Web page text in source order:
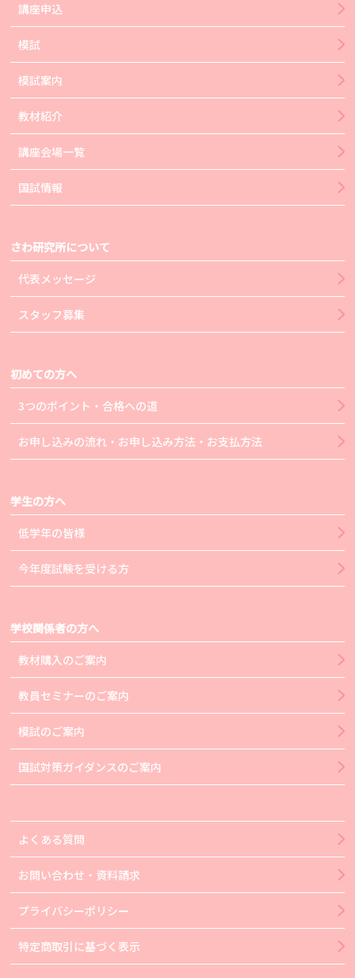
講座申込
模試
模試案内
教材紹介
講座会場一覧
国試情報
さわ研究所について
代表メッセージ
スタッフ募集
初めての方へ
3つのポイント・合格への道
お申し込みの流れ・お申し込み方法・お支払方法
学生の方へ
低学年の皆様
今年度試験を受ける方
学校関係者の方へ
教材購入のご案内
教員セミナーのご案内
模試のご案内
国試対策ガイダンスのご案内
よくある質問
お問い合わせ・資料請求
プライバシーポリシー
特定商取引に基づく表示